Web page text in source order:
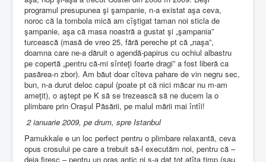
programul presupunea şi şampanie, n-a existat aşa ceva,
noroc că la tombola mică am cîştigat taman noi sticla de
şampanie, aşa că masa noastră a gustat şi „şampania”
turcească (masă de vreo 25, fără pereche pt că „naşa”,
doamna care ne-a dăruit o agendă-papirus cu ochiul albastru
pe copertă „pentru că-mi sînteţi foarte dragi” a fost liberă ca
pasărea-n zbor). Am băut doar cîteva pahare de vin negru sec,
bun, n-a durut deloc capul (poate pt că nici măcar nu m-am
ameţit), o aştept pe K să se trezească să ne ducem la o
plimbare prin Oraşul Păsării, pe malul mării mai întîi!
2 ianuarie 2009, pe drum, spre Istanbul
Pamukkale e un loc perfect pentru o plimbare relaxantă, ceva
opus crosului pe care a trebuit să-l executăm noi, pentru că –
deja firesc – pentru un oraş antic ni s-a dat tot atîta timp (sau